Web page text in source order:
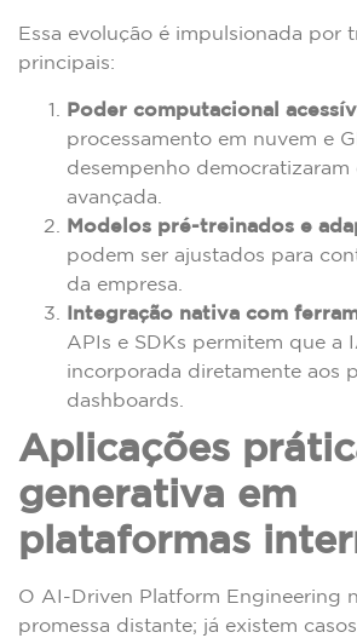
Essa evolução é impulsionada por
principais:
Poder computacional
processamento em nuvem e
desempenho democratizaram
avançada.
Modelos pré-treinados e
podem ser ajustados para
da empresa.
Integração nativa com
APIs e SDKs permitem que a
incorporada diretamente aos
dashboards.
Aplicações
generativa em
plataformas
O AI-Driven Platform Engineering
promessa distante; já existem